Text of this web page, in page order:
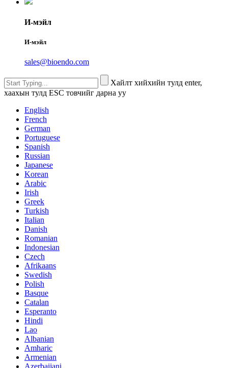
И-мэйл
И-мэйл
sales@bioendo.com
Хайлт хийхийн тулд enter,
хаахын тулд ESC товчийг дарна уу
English
French
German
Portuguese
Spanish
Russian
Japanese
Korean
Arabic
Irish
Greek
Turkish
Italian
Danish
Romanian
Indonesian
Czech
Afrikaans
Swedish
Polish
Basque
Catalan
Esperanto
Hindi
Lao
Albanian
Amharic
Armenian
Azerbaijani